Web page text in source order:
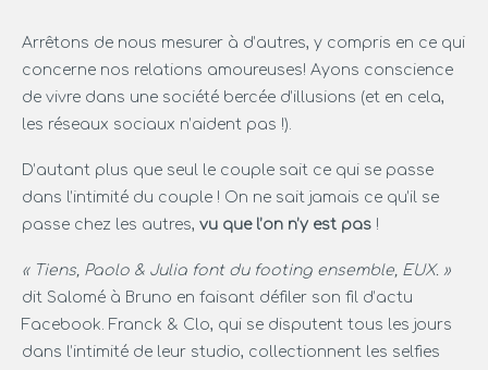
Arrêtons de nous mesurer à d’autres, y compris en ce qui
concerne nos relations amoureuses! Ayons conscience
de vivre dans une société bercée d’illusions (et en cela,
les réseaux sociaux n’aident pas !).
D’autant plus que seul le couple sait ce qui se passe
dans l’intimité du couple ! On ne sait jamais ce qu’il se
passe chez les autres, vu que l’on n’y est pas !
« Tiens, Paolo & Julia font du footing ensemble, EUX. »
dit Salomé à Bruno en faisant défiler son fil d’actu
Facebook. Franck & Clo, qui se disputent tous les jours
dans l’intimité de leur studio, collectionnent les selfies